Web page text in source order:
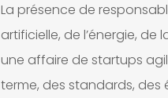
La présence de
artificielle, de l’énergie,
une affaire de startups
terme, des standards, des